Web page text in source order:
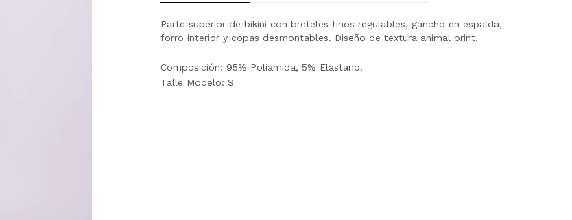
Parte superior de bikini con breteles finos regulables, gancho en espalda,
forro interior y copas desmontables. Diseño de textura animal print.
Composición: 95% Poliamida, 5% Elastano.
Talle Modelo: S